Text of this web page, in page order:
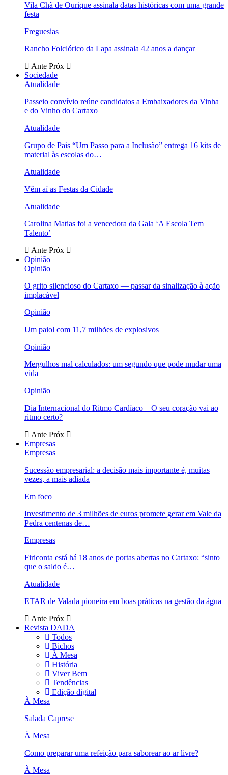
Vila Chã de Ourique assinala datas históricas com uma grande
festa
Freguesias
Rancho Folclórico da Lapa assinala 42 anos a dançar
Ante Próx
Sociedade
Atualidade
Passeio convívio reúne candidatos a Embaixadores da Vinha
e do Vinho do Cartaxo
Atualidade
Grupo de Pais “Um Passo para a Inclusão” entrega 16 kits de
material às escolas do…
Atualidade
Vêm aí as Festas da Cidade
Atualidade
Carolina Matias foi a vencedora da Gala ‘A Escola Tem
Talento’
Ante Próx
Opinião
Opinião
O grito silencioso do Cartaxo — passar da sinalização à ação
implacável
Opinião
Um paiol com 11,7 milhões de explosivos
Opinião
Mergulhos mal calculados: um segundo que pode mudar uma
vida
Opinião
Dia Internacional do Ritmo Cardíaco – O seu coração vai ao
ritmo certo?
Ante Próx
Empresas
Empresas
Sucessão empresarial: a decisão mais importante é, muitas
vezes, a mais adiada
Em foco
Investimento de 3 milhões de euros promete gerar em Vale da
Pedra centenas de…
Empresas
Firiconta está há 18 anos de portas abertas no Cartaxo: “sinto
que o saldo é…
Atualidade
ETAR de Valada pioneira em boas práticas na gestão da água
Ante Próx
Revista DADA
Todos
Bichos
À Mesa
História
Viver Bem
Tendências
Edição digital
À Mesa
Salada Caprese
À Mesa
Como preparar uma refeição para saborear ao ar livre?
À Mesa